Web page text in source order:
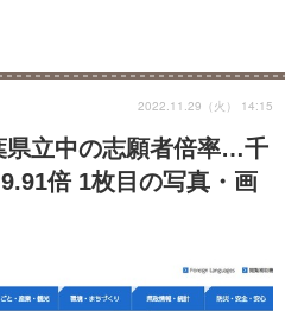
県立中の志願者倍率…千
倍 1枚目の写真・画
2022.11.29（火） 14:15